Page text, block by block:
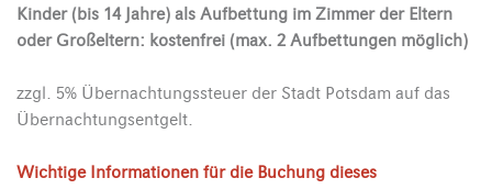
Kinder (bis 14 Jahre) als Aufbettung im Zimmer der Eltern
oder Großeltern: kostenfrei (max. 2 Aufbettungen möglich)
zzgl. 5% Übernachtungssteuer der Stadt Potsdam auf das
Übernachtungsentgelt.
Wichtige Informationen für die Buchung dieses